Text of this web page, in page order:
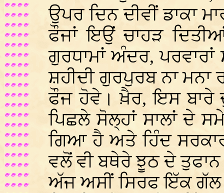
ਉਪਰ ਦਿਨ ਦੀਵੀਂ ਡਾਕਾ
ਫੌਜਾਂ ਇਉਂ ਚਾਹੜ
ਗੁਰਧਾਮਾਂ ਅੰਦਰ,
ਸ਼ਹੀਦੀ ਗੁਰਪੁਰਬ ਨਾ
ਫੌਜ ਹੋਵੇ। ਖ਼ੈਰ, ਇਸ ਬਾਰੇ
ਪਿਛਲੇ ਸੋਲ੍ਹਾਂ ਸਾਲਾਂ ਦੇ
ਗਿਆ ਹੈ ਅਤੇ ਹਿੰਦ
ਵਲੋਂ ਵੀ ਬਥੇਰੇ ਝੂਠ ਦੇ
ਅੱਜ ਅਸੀਂ ਸਿਰਫ ਇੱਕ ਗੱਲ